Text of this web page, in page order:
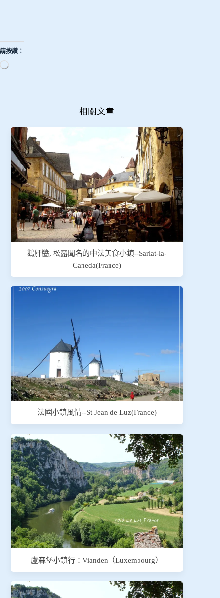
請按讚：
正
相關文章
鵝肝醬, 松露聞名的中法美食小鎮--Sarlat-la-
Caneda(France)
法國小鎮風情--St Jean de Luz(France)
盧森堡小鎮行：Vianden（Luxembourg）